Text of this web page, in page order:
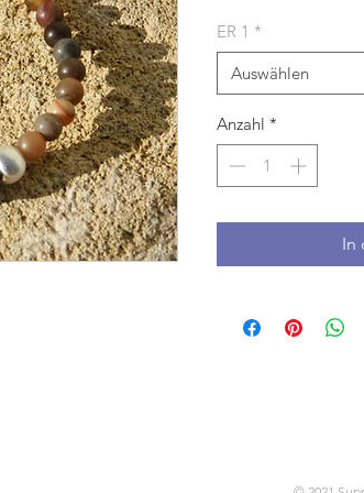
ER 1 *
Auswählen
Anzahl *
In